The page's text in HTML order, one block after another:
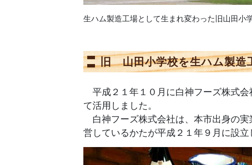
生ハム製造工場として生まれ変わった旧山田小
旧 山田小学校を生ハム製造
平成２１年１０月に白神フーズ株式
て活用しました。
白神フーズ株式会社は、本市出身の
営しているかたが平成２１年９月に設立